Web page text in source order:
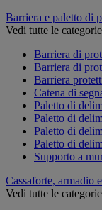
Barriera e paletto di
Vedi tutte le categorie
Barriera di
Barriera di
Barriera
Catena di
Paletto di
Paletto di
Paletto di
Paletto di
Supporto a
Cassaforte, armadio
Vedi tutte le categorie